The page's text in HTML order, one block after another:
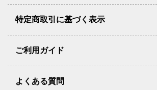
特定商取引に基づく表示
ご利用ガイド
よくある質問